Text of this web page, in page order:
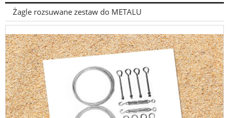
Żagle rozsuwane zestaw do METALU